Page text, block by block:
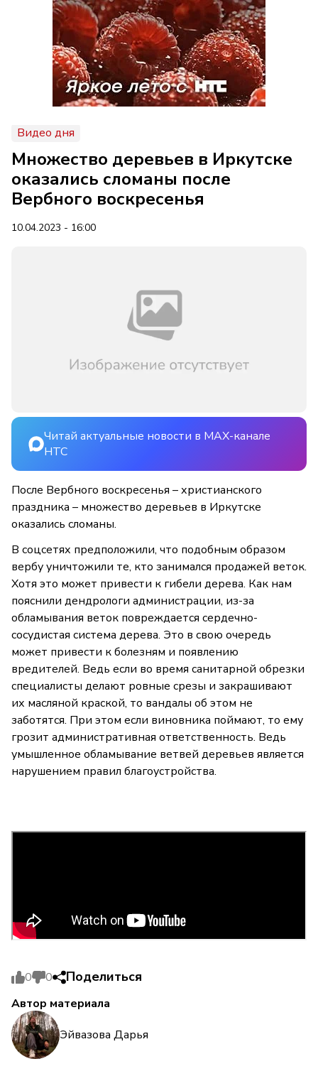
Видео дня
Множество деревьев в Иркутске
оказались сломаны после
Вербного воскресенья
10.04.2023 - 16:00
Читай актуальные новости в MAX-канале
НТС
После Вербного воскресенья – христианского
праздника – множество деревьев в Иркутске
оказались сломаны.
В соцсетях предположили, что подобным образом
вербу уничтожили те, кто занимался продажей веток.
Хотя это может привести к гибели дерева. Как нам
пояснили дендрологи администрации, из-за
обламывания веток повреждается сердечно-
сосудистая система дерева. Это в свою очередь
может привести к болезням и появлению
вредителей. Ведь если во время санитарной обрезки
специалисты делают ровные срезы и закрашивают
их масляной краской, то вандалы об этом не
заботятся. При этом если виновника поймают, то ему
грозит административная ответственность. Ведь
умышленное обламывание ветвей деревьев является
нарушением правил благоустройства.
0 0 Поделиться
Автор материала
Эйвазова Дарья